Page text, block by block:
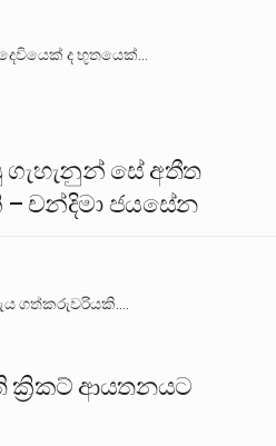
ද භූතයෙක්…
සේ අතීත
චන්දිමා ජයසේන
ගත්කරුවරියකි.…
ක්‍රිකට් ආයතනයට